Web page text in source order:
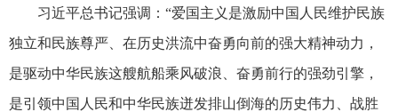
习近平总书记强调：“爱国主义是激励中国人民维护民族
独立和民族尊严、在历史洪流中奋勇向前的强大精神动力，
是驱动中华民族这艘航船乘风破浪、奋勇前行的强劲引擎，
是引领中国人民和中华民族迸发排山倒海的历史伟力、战胜